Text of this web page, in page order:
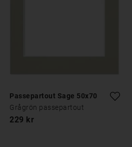
Passepartout Sage 50x70
Grågrön passepartout
229 kr